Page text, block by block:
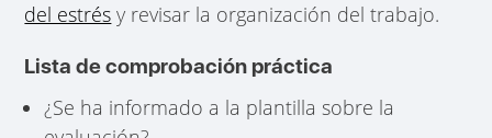
del estrés y revisar la organización del trabajo.
Lista de comprobación práctica
¿Se ha informado a la plantilla sobre la